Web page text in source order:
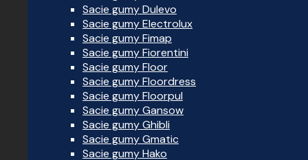
Sacie gumy Dulevo
Sacie gumy Electrolux
Sacie gumy Fimap
Sacie gumy Fiorentini
Sacie gumy Floor
Sacie gumy Floordress
Sacie gumy Floorpul
Sacie gumy Gansow
Sacie gumy Ghibli
Sacie gumy Gmatic
Sacie gumy Hako